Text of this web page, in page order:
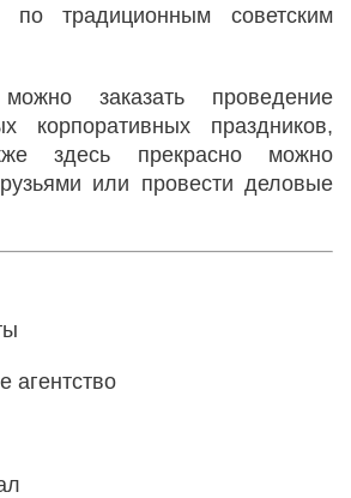
по традиционным советским
заказать проведение
корпоративных праздников,
здесь прекрасно можно
или провести деловые
агентство